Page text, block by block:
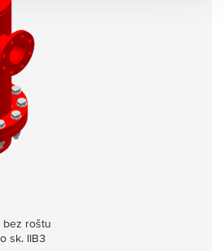
bez roštu
sk. IIB3